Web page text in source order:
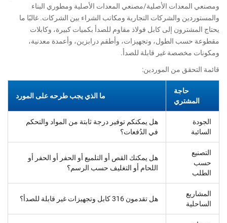
ومصنعي المعدات الأصلية/مصنعي المعدات الأصلية ومطوري البناء
والمستوردين والشركات التجارية ومكاتب الشراء بين الشركات. غالبًا ما
يحتاج المشترون إلى كابل فولاذ مقاوم للصدأ بكميات كبيرة، وكابلات
مقطوعة حسب الطول، وتجهيزات، وأطقم درابزين، وأعمدة معدنية،
ومكونات مخصصة غير قابلة للصدأ.
قائمة التحقق من الموردين:
حاجة
المشتري
ما الذي يجب طرحه على المورد
الجودة
السائبة
هل يمكنكم توفير درجة ثابتة من المواد والتحكم
في الدُفعات؟
التصنيع
حسب
الطلب
هل يمكنك القص أو التلميع أو الحفر أو الحفر أو
اللحام أو التغليف حسب الرسم؟
المشاريع
الساحلية
هل تقدمون 316 كابل وتجهيزات غير قابلة للصدأ؟